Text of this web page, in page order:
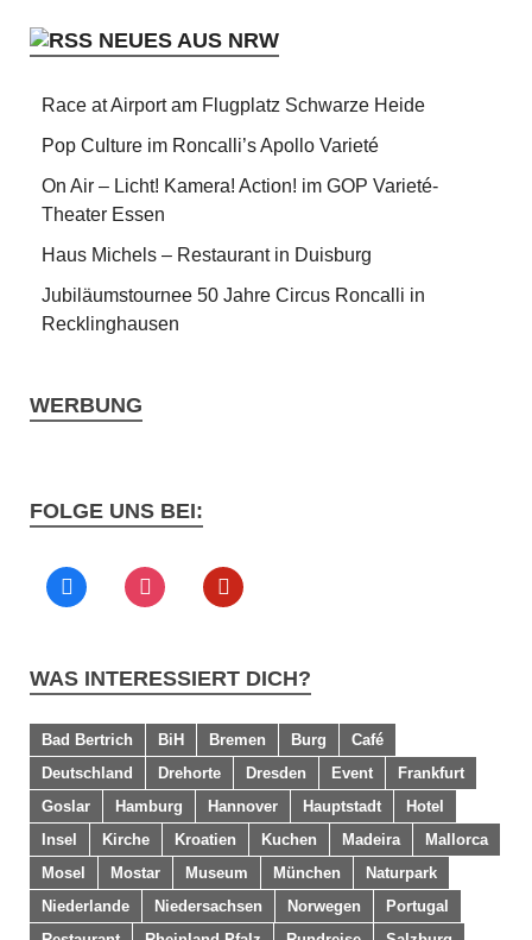
NEUES AUS NRW
Race at Airport am Flugplatz Schwarze Heide
Pop Culture im Roncalli’s Apollo Varieté
On Air – Licht! Kamera! Action! im GOP Varieté-
Theater Essen
Haus Michels – Restaurant in Duisburg
Jubiläumstournee 50 Jahre Circus Roncalli in
Recklinghausen
WERBUNG
FOLGE UNS BEI:
WAS INTERESSIERT DICH?
Bad Bertrich BiH Bremen Burg
Café
Deutschland
Drehorte Dresden Event
Frankfurt
Goslar
Hamburg Hannover Hauptstadt
Hotel
Insel
Kirche Kroatien Kuchen Madeira
Mallorca
Mosel
Mostar Museum München
Naturpark
Niederlande
Niedersachsen Norwegen
Portugal